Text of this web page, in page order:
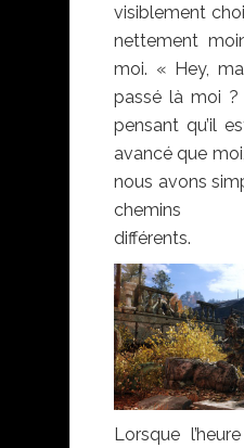
visiblement
nettement
moi. « Hey,
passé là moi ?
pensant qu’il
avancé que
nous avons
chemins
différents.
Lorsque